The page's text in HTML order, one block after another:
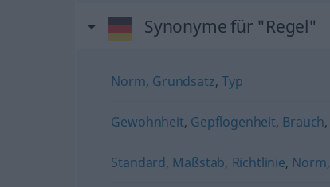
Synonyme für "Regel"
Norm, Grundsatz, Typ
Gewohnheit, Gepflogenheit, Brauch,
Standard, Maßstab, Richtlinie, Norm,